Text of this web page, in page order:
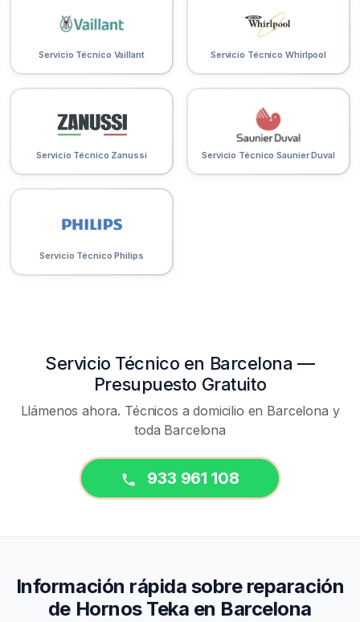
Servicio Técnico Vaillant Servicio Técnico Whirlpool
Servicio Técnico Zanussi Servicio Técnico Saunier Duval
Servicio Técnico Philips
Servicio Técnico en Barcelona —
Presupuesto Gratuito
Llámenos ahora. Técnicos a domicilio en Barcelona y
toda Barcelona
933 961 108
Información rápida sobre reparación
de Hornos Teka en Barcelona